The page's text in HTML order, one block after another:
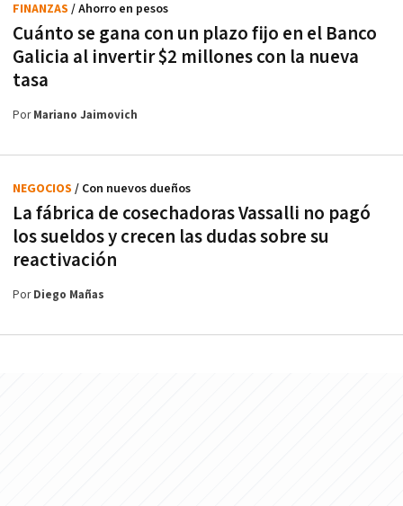
Cuánto se gana con un plazo fijo en el Banco
Galicia al invertir $2 millones con la nueva
tasa
FINANZAS / Ahorro en pesos
PorMariano Jaimovich
La fábrica de cosechadoras Vassalli no pagó
los sueldos y crecen las dudas sobre su
reactivación
NEGOCIOS / Con nuevos dueños
PorDiego Mañas